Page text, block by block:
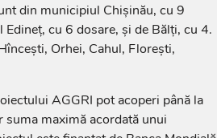
din municipiul Chișinău, cu 9
cu 6 dosare, și de Bălți, cu 4.
Orhei, Cahul, Florești,
AGGRI pot acoperi până la
maximă acordată unui